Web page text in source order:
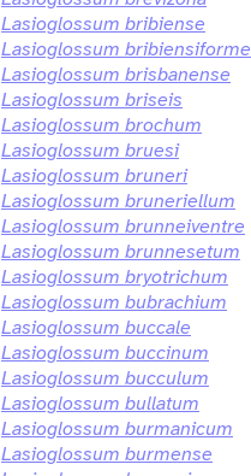
Lasioglossum bribiense
Lasioglossum bribiensiforme
Lasioglossum brisbanense
Lasioglossum briseis
Lasioglossum brochum
Lasioglossum bruesi
Lasioglossum bruneri
Lasioglossum bruneriellum
Lasioglossum brunneiventre
Lasioglossum brunnesetum
Lasioglossum bryotrichum
Lasioglossum bubrachium
Lasioglossum buccale
Lasioglossum buccinum
Lasioglossum bucculum
Lasioglossum bullatum
Lasioglossum burmanicum
Lasioglossum burmense